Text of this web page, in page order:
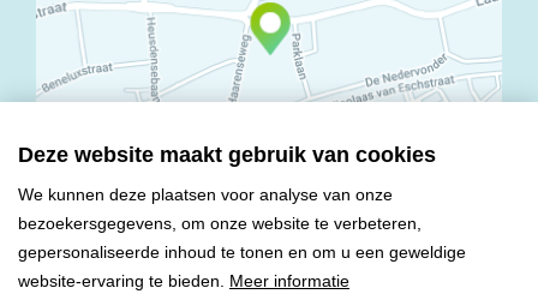
Deze website maakt gebruik van cookies
We kunnen deze plaatsen voor analyse van onze
bezoekersgegevens, om onze website te verbeteren,
gepersonaliseerde inhoud te tonen en om u een geweldige
website-ervaring te bieden. Meer informatie
© Copyright 2026 Mareco Sweet Creations BV
Alle rechten voorbehouden